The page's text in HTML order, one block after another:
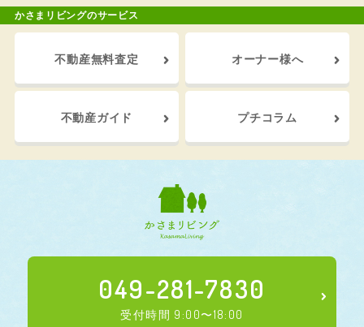
かさまリビングのサービス
不動産無料査定 オーナー様へ
不動産ガイド プチ コラム
049-281-7830
受付時間 9:00〜18:00